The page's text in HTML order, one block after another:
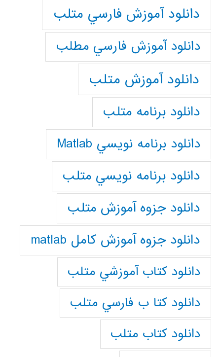
دانلود آموزش فارسي متلب
دانلود آموزش فارسي مطلب
دانلود آموزش متلب
دانلود برنامه متلب
دانلود برنامه نويسي Matlab
دانلود برنامه نويسي متلب
دانلود جزوه آموزش متلب
دانلود جزوه آموزش کامل matlab
دانلود كتاب آموزشي متلب
دانلود كتا ب فارسي متلب
دانلود كتاب متلب